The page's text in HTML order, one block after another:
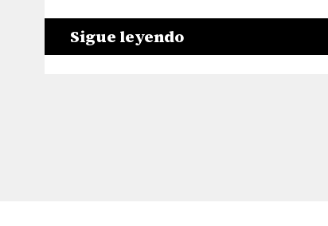
Sigue leyendo